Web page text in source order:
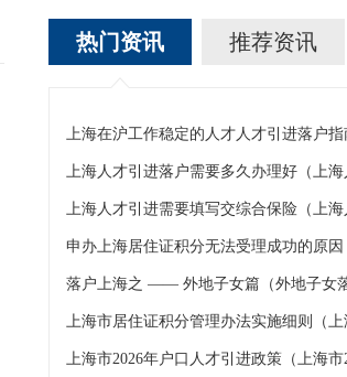
热门资讯 推荐资讯
上海人才引进落户需要多久办理好（上海
上海人才引进需要填写交综合保险（上海
落户上海之 —— 外地子女篇（外地子女